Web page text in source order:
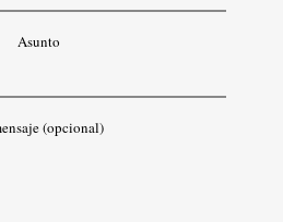
Asunto
(opcional)